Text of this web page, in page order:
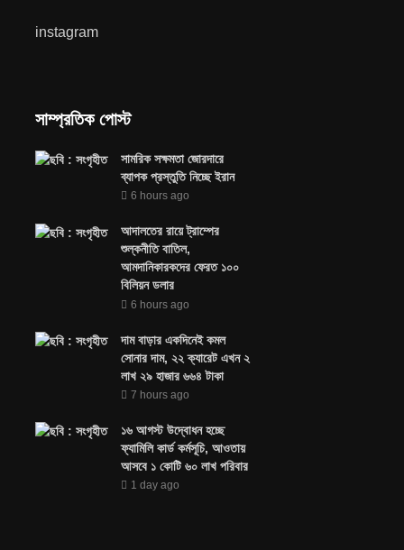
instagram
সাম্প্রতিক পোস্ট
সামরিক সক্ষমতা জোরদারে
ব্যাপক প্রস্তুতি নিচ্ছে ইরান
6 hours ago
আদালতের রায়ে ট্রাম্পের
শুল্কনীতি বাতিল,
আমদানিকারকদের ফেরত ১০০
বিলিয়ন ডলার
6 hours ago
দাম বাড়ার একদিনেই কমল
সোনার দাম, ২২ ক্যারেট এখন ২
লাখ ২৯ হাজার ৬৬৪ টাকা
7 hours ago
১৬ আগস্ট উদ্বোধন হচ্ছে
ফ্যামিলি কার্ড কর্মসূচি, আওতায়
আসবে ১ কোটি ৬০ লাখ পরিবার
1 day ago